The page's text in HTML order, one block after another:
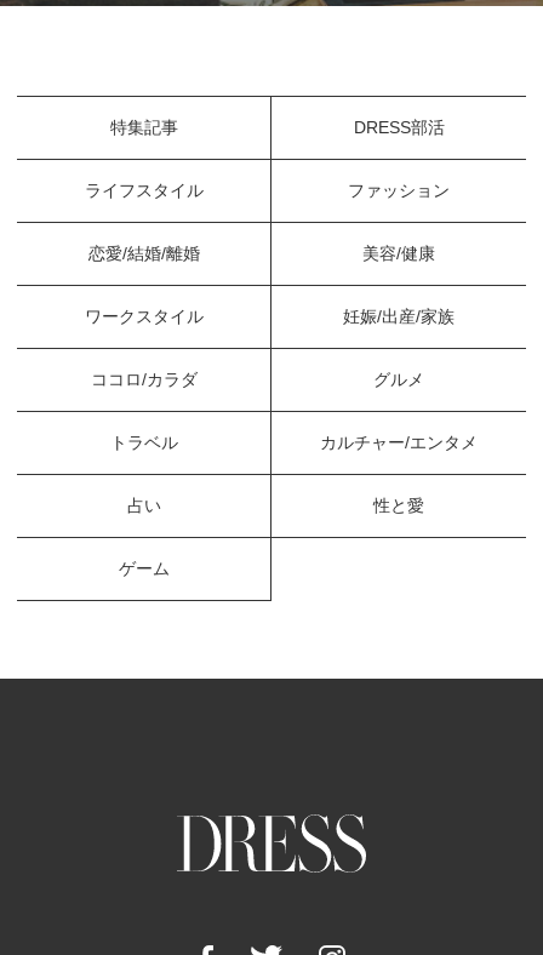
特集記事 DRESS部活
ライフスタイル ファッション
恋愛/結婚/離婚 美容/健康
ワークスタイル 妊娠/出産/家族
ココロ/カラダ グルメ
トラベル カルチャー/エンタメ
占い 性と愛
ゲーム